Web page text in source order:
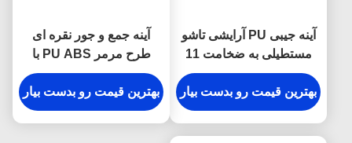
آینه جیبی PU آرایشی تاشو
مستطیلی به ضخامت 11
میلی متر آینه مسافرتی
کوچک
بهترین قیمت رو بدست بیار
آینه جمع و جور نقره ای
طرح مرمر PU ABS با
ضخامت 10 میلی متر آینه
آرایش تاشو
بهترین قیمت رو بدست بیار